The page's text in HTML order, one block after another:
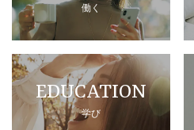
働く
EDUCATION
学び